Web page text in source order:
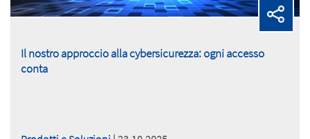
Il nostro approccio alla cybersicurezza: ogni accesso
conta